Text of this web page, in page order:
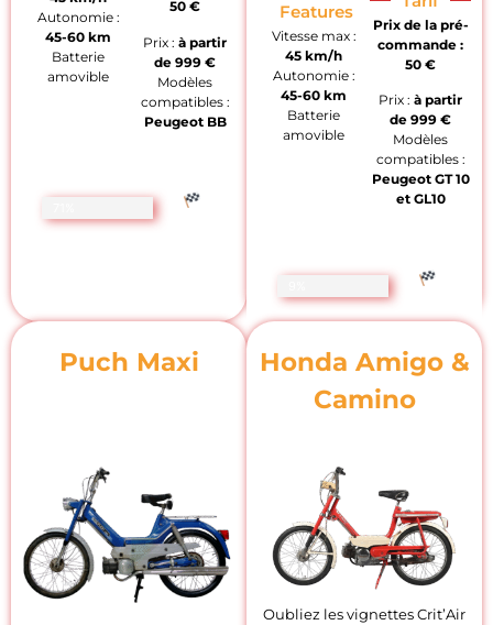
Autonomie :
45-60 km
Batterie
amovible
50 €
Prix :à partir
de 999 €
Modèles
compatibles :
Peugeot BB
Features
Vitesse max :
45 km/h
Autonomie :
45-60 km
Batterie
amovible
Prix de la pré-
commande :
50 €
Prix :à partir
de 999 €
Modèles
compatibles :
Peugeot GT 10
et GL10
Puch Maxi
Honda Amigo &
Camino
Oubliez les vignettes Crit’Air